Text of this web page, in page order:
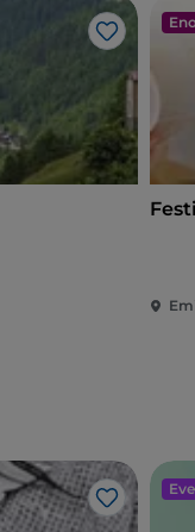
Like
Like